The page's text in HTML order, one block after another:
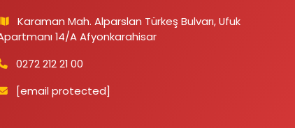
Karaman Mah. Alparslan Türkeş Bulvarı, Ufuk
14/A Afyonkarahisar
0272 212 21 00
[email protected]